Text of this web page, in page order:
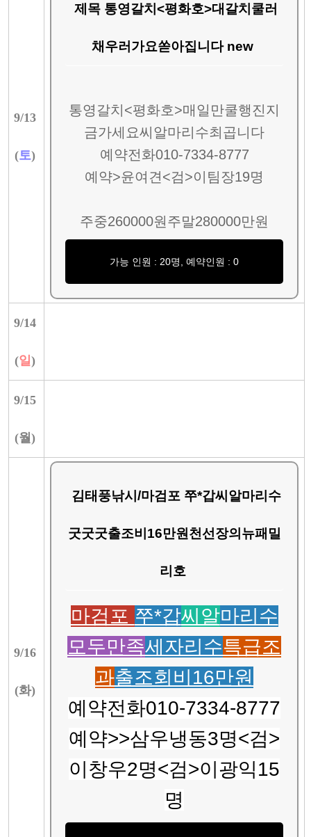
9/13
(토)
제목 통영갈치<평화호>대갈치쿨러
채우러가요쏟아집니다 new
통영갈치<평화호>매일만쿨행진지
금가세요씨알마리수최곱니다
예약전화010-7334-8777
예약>윤여견<검>이팀장19명
주중260000원주말280000만원
가능 인원 : 20명, 예약인원 : 0
9/14
(일 )
9/15
(월 )
9/16
(화)
김태풍낚시/마검포 쭈*갑씨알마리수
굿굿굿출조비16만원천선장의뉴패밀
리호
마검포 쭈*갑씨알마리수
모두만족세자리수특급조
과출조회비16만원
예약전화010-7334-8777
예약>>삼우냉동3명<검>
이창우2명<검>이광익15
명